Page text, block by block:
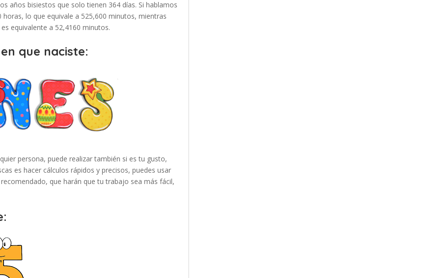
años bisiestos que solo tienen 364 días. Si hablamos
lo que equivale a 525,600 minutos, mientras
equivalente a 52,4160 minutos.
que naciste:
persona, puede realizar también si es tu gusto,
es hacer cálculos rápidos y precisos, puedes usar
que harán que tu trabajo sea más fácil,